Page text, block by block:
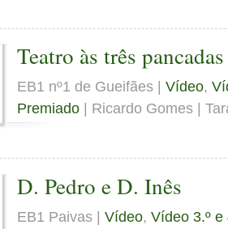
Teatro às três pancadas
EB1 nº1 de Gueifães |Vídeo,
Premiado | Ricardo Gomes |
D. Pedro e D. Inês
EB1 Paivas |Vídeo,Vídeo 3.º e